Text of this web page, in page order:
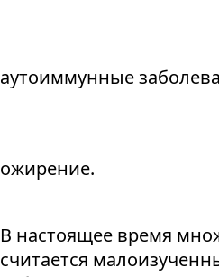
аутоиммунные
ожирение.
В настоящее время
считается